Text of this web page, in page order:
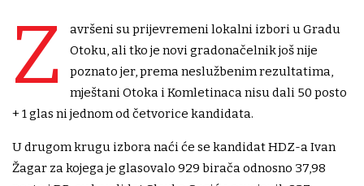
Z
avršeni su prijevremeni lokalni izbori u Gradu
Otoku, ali tko je novi gradonačelnik još nije
poznato jer, prema neslužbenim rezultatima,
mještani Otoka i Komletinaca nisu dali 50 posto
+ 1 glas ni jednom od četvorice kandidata.
U drugom krugu izbora naći će se kandidat HDZ-a Ivan
Žagar za kojega je glasovalo 929 birača odnosno 37,98